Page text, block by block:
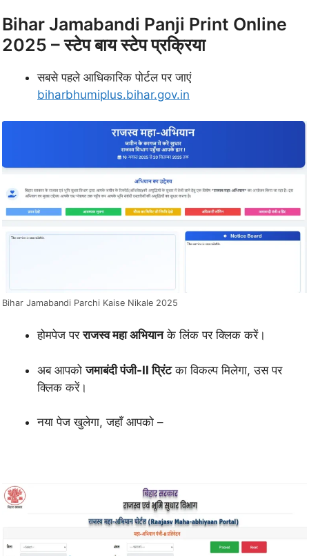
Bihar Jamabandi Panji Print Online
2025 – स्टेप बाय स्टेप प्रक्रिया
सबसे पहले आधिकारिक पोर्टल पर जाएं
biharbhumiplus.bihar.gov.in
Bihar Jamabandi Parchi Kaise Nikale 2025
होमपेज परराजस्व महा अभियानके लिंक पर क्लिक करें।
अब आपकोजमाबंदी पंजी-II प्रिंटका विकल्प मिलेगा, उस पर
क्लिक करें।
नया पेज खुलेगा, जहाँ आपको –